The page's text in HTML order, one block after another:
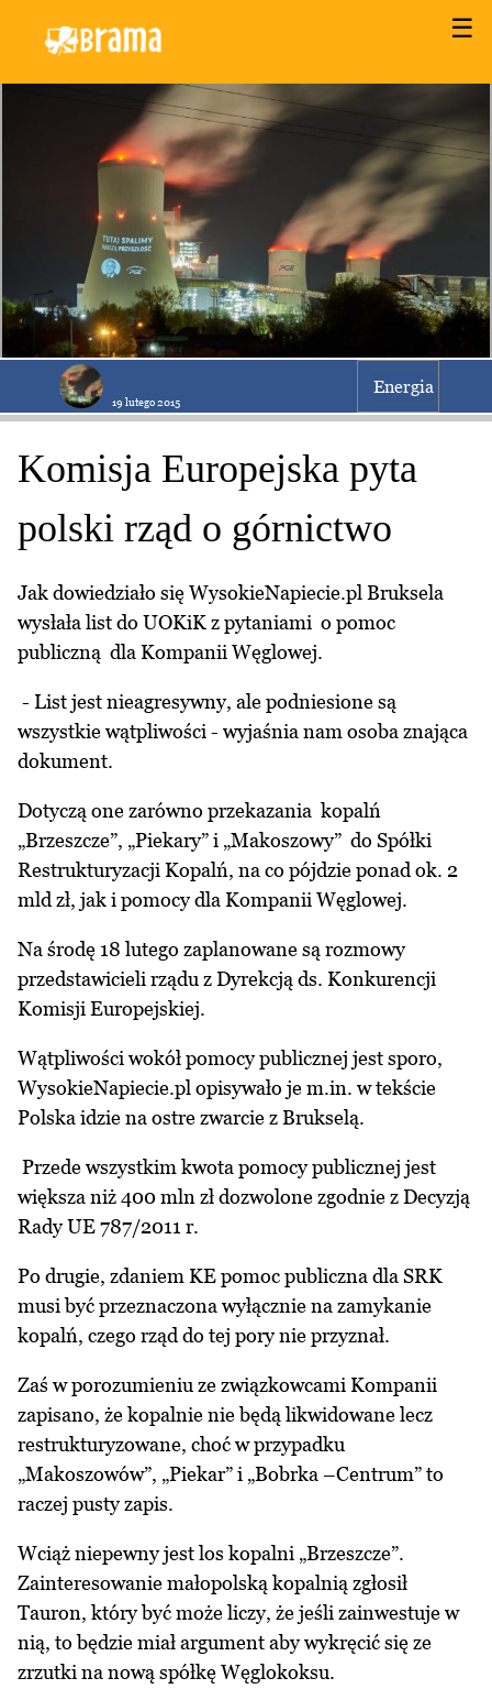
☰
19 lutego 2015
Energia
Komisja Europejska pyta
polski rząd o górnictwo
Jak dowiedziało się WysokieNapiecie.pl Bruksela
wysłała list do UOKiK z pytaniami o pomoc
publiczną dla Kompanii Węglowej.
- List jest nieagresywny, ale podniesione są
wszystkie wątpliwości - wyjaśnia nam osoba znająca
dokument.
Dotyczą one zarówno przekazania kopalń
„Brzeszcze”, „Piekary” i „Makoszowy” do Spółki
Restrukturyzacji Kopalń, na co pójdzie ponad ok. 2
mld zł, jak i pomocy dla Kompanii Węglowej.
Na środę 18 lutego zaplanowane są rozmowy
przedstawicieli rządu z Dyrekcją ds. Konkurencji
Komisji Europejskiej.
Wątpliwości wokół pomocy publicznej jest sporo,
WysokieNapiecie.pl opisywało je m.in. w tekście
Polska idzie na ostre zwarcie z Brukselą.
Przede wszystkim kwota pomocy publicznej jest
większa niż 400 mln zł dozwolone zgodnie z Decyzją
Rady UE 787/2011 r.
Po drugie, zdaniem KE pomoc publiczna dla SRK
musi być przeznaczona wyłącznie na zamykanie
kopalń, czego rząd do tej pory nie przyznał.
Zaś w porozumieniu ze związkowcami Kompanii
zapisano, że kopalnie nie będą likwidowane lecz
restrukturyzowane, choć w przypadku
„Makoszowów”, „Piekar” i „Bobrka –Centrum” to
raczej pusty zapis.
Wciąż niepewny jest los kopalni „Brzeszcze”.
Zainteresowanie małopolską kopalnią zgłosił
Tauron, który być może liczy, że jeśli zainwestuje w
nią, to będzie miał argument aby wykręcić się ze
zrzutki na nową spółkę Węglokoksu.